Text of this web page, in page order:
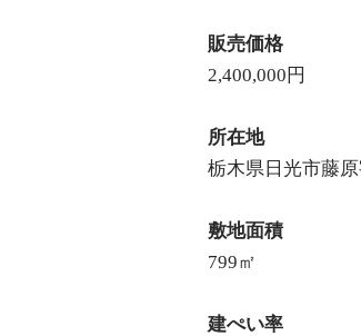
販売価格
2,400,000円
所在地
栃木県日光市藤
敷地面積
799㎡
建ぺい率